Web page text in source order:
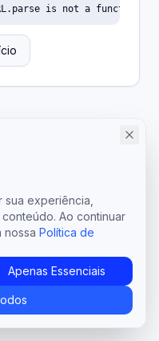
is not a function
sua experiência,
Ao continuar
nossa Política de
Apenas Essenciais